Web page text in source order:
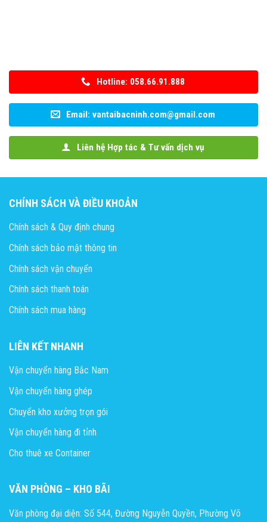
Hotline: 058.66.91.888
Email: vantaibacninh.com@gmail.com
Liên hệ Hợp tác & Tư vấn dịch vụ
CHÍNH SÁCH VÀ ĐIỀU KHOẢN
Chính sách & Quy định chung
Chính sách bảo mật thông tin
Chính sách vận chuyển
Chính sách thanh toán
Chính sách mua hàng
LIÊN KẾT NHANH
Vận chuyển hàng Bắc Nam
Vận chuyển hàng ghép
Chuyển kho xưởng trọn gói
Vận chuyển hàng đi tỉnh
Cho thuê xe Container
VĂN PHÒNG – KHO BÃI
Văn phòng đại diện: Số 544, Đường Nguyễn Quyền, Phường Võ